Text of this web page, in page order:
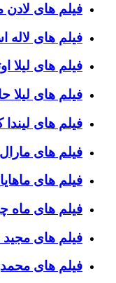
فیلم های
فیلم های لاله
فیلم های لیلا
فیلم های لیلا
فیلم های لیندا
فیلم های
فیلم های
فیلم های ماه
فیلم های
فیلم های